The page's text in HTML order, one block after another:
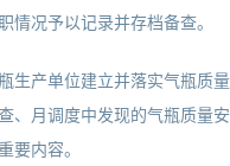
情况予以记录并存档备查。
生产单位建立并落实气瓶质量
、月调度中发现的气瓶质量安
要内容。